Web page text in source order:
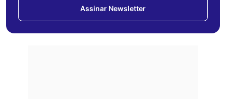
Assinar Newsletter